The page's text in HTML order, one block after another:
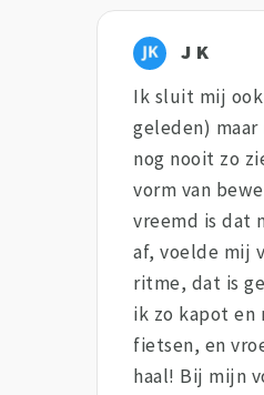
J K
Ik sluit mij
geleden)
nog nooit zo
vorm van
vreemd is dat
af, voelde mij
ritme, dat is
ik zo kapot en
fietsen, en
haal! Bij mijn